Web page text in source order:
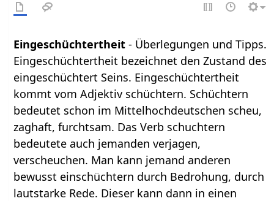
Eingeschüchtertheit - Überlegungen und Tipps.
Eingeschüchtertheit bezeichnet den Zustand des
eingeschüchtert Seins. Eingeschüchtertheit
kommt vom Adjektiv schüchtern. Schüchtern
bedeutet schon im Mittelhochdeutschen scheu,
zaghaft, furchtsam. Das Verb schuchtern
bedeutete auch jemanden verjagen,
verscheuchen. Man kann jemand anderen
bewusst einschüchtern durch Bedrohung, durch
lautstarke Rede. Dieser kann dann in einen